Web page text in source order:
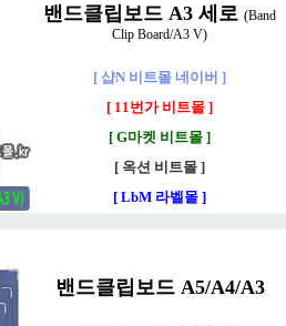
밴드클립보드 A3 세로 (Band
Clip Board/A3 V)
[ 샵N 비트몰 네이버 ]
[ 11번가 비트몰 ]
[ G마켓 비트몰 ]
[ 옥션 비트몰 ]
[ LbM 라벨몰 ]
밴드클립보드 A5/A4/A3